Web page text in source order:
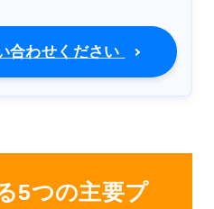
合わせください
5つの主要プ